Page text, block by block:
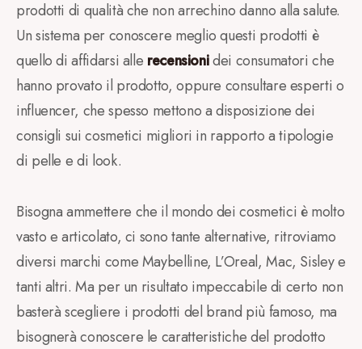
prodotti di qualità che non arrechino danno alla salute.
Un sistema per conoscere meglio questi prodotti è
quello di affidarsi alle recensionidei consumatori che
hanno provato il prodotto, oppure consultare esperti o
influencer, che spesso mettono a disposizione dei
consigli sui cosmetici migliori in rapporto a tipologie
di pelle e di look.
Bisogna ammettere che il mondo dei cosmetici è molto
vasto e articolato, ci sono tante alternative, ritroviamo
diversi marchi come Maybelline, L’Oreal, Mac, Sisley e
tanti altri. Ma per un risultato impeccabile di certo non
basterà scegliere i prodotti del brand più famoso, ma
bisognerà conoscere le caratteristiche del prodotto